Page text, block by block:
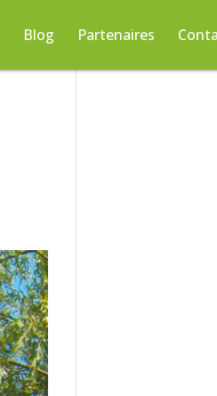
Blog Partenaires